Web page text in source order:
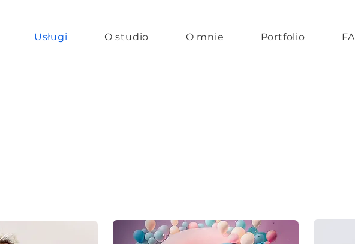
Usługi O studio O mnie Portfolio